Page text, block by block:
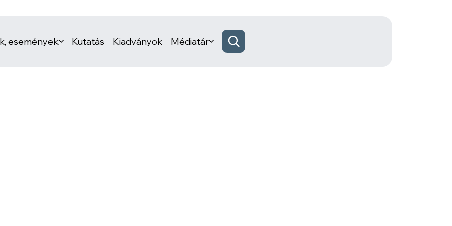
események Kutatás Kiadványok Médiatár